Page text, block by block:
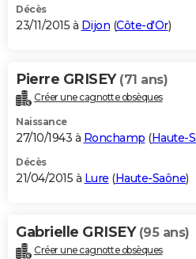
Décès
23/11/2015 à Dijon (Côte-d'Or)
Pierre GRISEY (71 ans)
Créer une cagnotte obsèques
Naissance
27/10/1943 à Ronchamp (Haute-
Décès
21/04/2015 à Lure (Haute-Saône)
Gabrielle GRISEY (95 ans)
Créer une cagnotte obsèques